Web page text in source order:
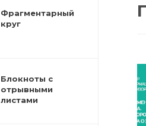
Фрагментарный
круг
Блокноты с
отрывными
листами